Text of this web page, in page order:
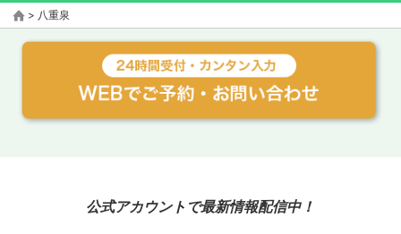
> 八重泉
公式アカウントで最新情報配信中！